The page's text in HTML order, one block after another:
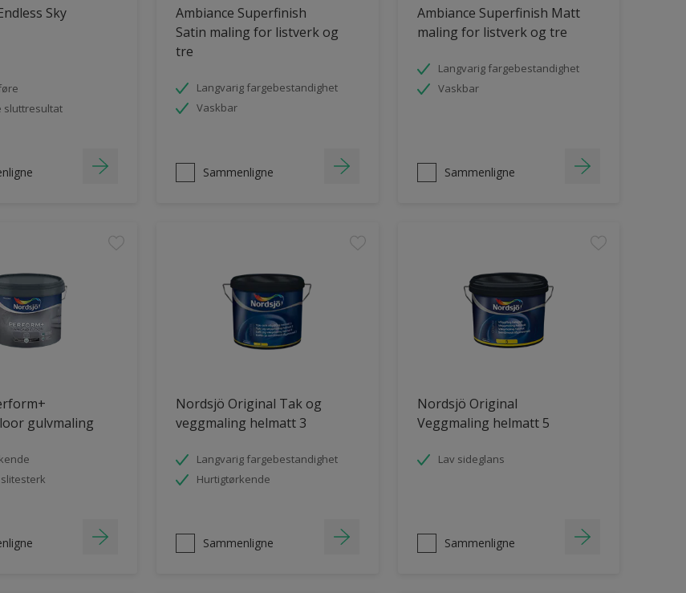
Sky
sluttresultat
Ambiance Superfinish
Satin maling for listverk og
tre
Langvarig fargebestandighet
Vaskbar
Sammenligne
Ambiance Superfinish Matt
maling for listverk og tre
Langvarig fargebestandighet
Vaskbar
Sammenligne
gulvmaling
Nordsjö Original Tak og
veggmaling helmatt 3
Langvarig fargebestandighet
Hurtigtørkende
Sammenligne
Nordsjö Original
Veggmaling helmatt 5
Lav sideglans
Sammenligne